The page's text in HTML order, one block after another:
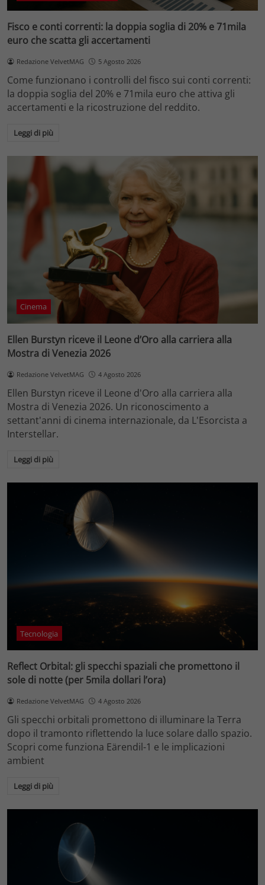
Fisco e conti correnti: la doppia soglia di 20% e 71mila
euro che scatta gli accertamenti
Redazione VelvetMAG 5 Agosto 2026
Come funzionano i controlli del fisco sui conti correnti:
la doppia soglia del 20% e 71mila euro che attiva gli
accertamenti e la ricostruzione del reddito.
Leggi di più
Cinema
Ellen Burstyn riceve il Leone d’Oro alla carriera alla
Mostra di Venezia 2026
Redazione VelvetMAG 4 Agosto 2026
Ellen Burstyn riceve il Leone d'Oro alla carriera alla
Mostra di Venezia 2026. Un riconoscimento a
settant'anni di cinema internazionale, da L'Esorcista a
Interstellar.
Leggi di più
Tecnologia
Reflect Orbital: gli specchi spaziali che promettono il
sole di notte (per 5mila dollari l’ora)
Redazione VelvetMAG 4 Agosto 2026
Gli specchi orbitali promettono di illuminare la Terra
dopo il tramonto riflettendo la luce solare dallo spazio.
Scopri come funziona Eärendil-1 e le implicazioni
ambient
Leggi di più